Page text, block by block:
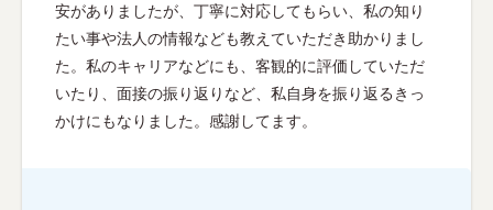
安がありましたが、丁寧に対応してもらい、私の知り
たい事や法人の情報なども教えていただき助かりまし
た。私のキャリアなどにも、客観的に評価していただ
いたり、面接の振り返りなど、私自身を振り返るきっ
かけにもなりました。感謝してます。